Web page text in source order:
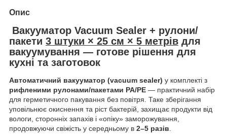
Опис
Вакууматор Vacuum Sealer + рулони/
пакети 3 штуки × 25 см × 5 метрів для
вакуумування — готове рішення для
кухні та заготовок
Автоматичний вакууматор (vacuum sealer) у комплекті з
рифленими рулонами/пакетами PA/PE — практичний набір
для герметичного пакування без повітря. Таке зберігання
уповільнює окиснення та ріст бактерій, захищає продукти від
вологи, сторонніх запахів і «опіку» заморожування,
продовжуючи свіжість у середньому в 2–5 разів.